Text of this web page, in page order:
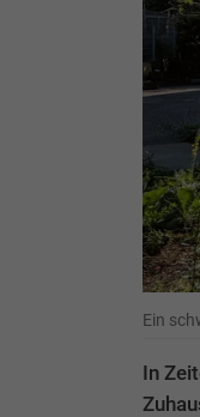
Ein
In